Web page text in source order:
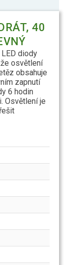
40
diody
osvětlení
obsahuje
zapnutí
6 hodin
Osvětlení je